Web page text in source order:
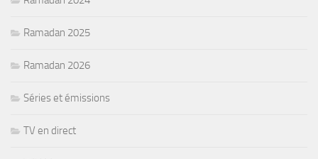
Ramadan 2025
Ramadan 2026
Séries et émissions
TV en direct